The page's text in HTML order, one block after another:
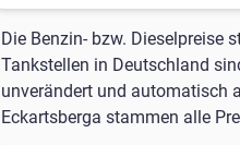
Die Benzin- bzw.
Tankstellen in Deutschland
unverändert und automatisch
Eckartsberga stammen alle